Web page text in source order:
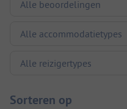
Sorteren op